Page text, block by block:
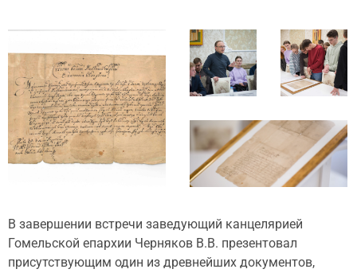
В завершении встречи заведующий канцелярией
Гомельской епархии Черняков В.В. презентовал
присутствующим один из древнейших документов,